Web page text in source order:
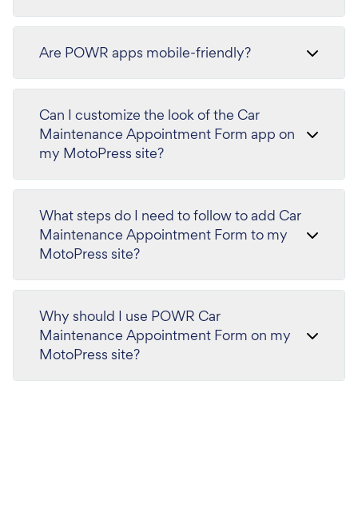
Are POWR apps mobile-friendly?
Can I customize the look of the Car
Maintenance Appointment Form app on
my MotoPress site?
What steps do I need to follow to add Car
Maintenance Appointment Form to my
MotoPress site?
Why should I use POWR Car
Maintenance Appointment Form on my
MotoPress site?